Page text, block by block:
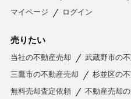
マイページ
ログイン
売りたい
当社の不動産売却
武蔵野市の
三鷹市の不動産売却
杉並区の
無料売却査定依頼
不動産売却